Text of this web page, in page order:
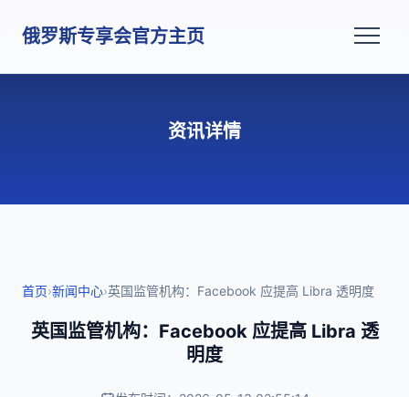
俄罗斯专享会官方主页
资讯详情
首页›新闻中心›英国监管机构：Facebook 应提高 Libra 透明度
英国监管机构：Facebook 应提高 Libra 透
明度